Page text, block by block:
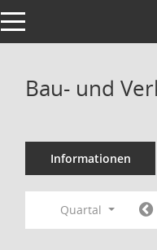
Toggle navigation
Bau- und
Informationen
Quartal